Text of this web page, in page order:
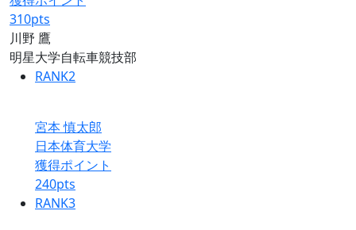
310pts
川野 鷹
明星大学自転車競技部
RANK2
宮本 慎太郎
日本体育大学
獲得ポイント
240pts
RANK3